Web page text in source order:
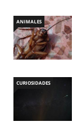
ANIMALES
CURIOSIDADES